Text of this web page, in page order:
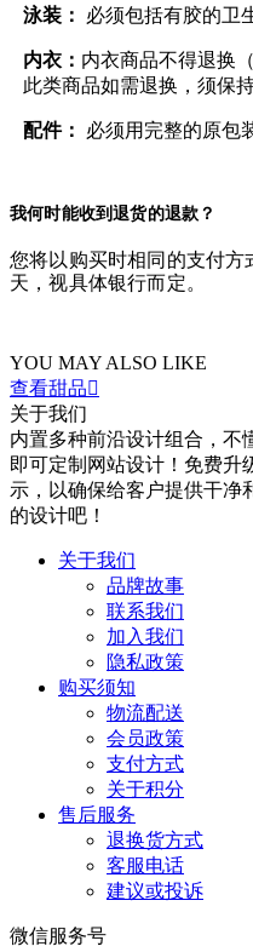
泳装： 必须包括有胶的卫
内衣： 内衣商品不得退换
此类商品如需退换，须保
配件： 必须用完整的原包
我何时能收到退货的退款？
您将以购买时相同的支付方
天，视具体银行而定。
YOU MAY ALSO LIKE
查看甜品
关于我们
内置多种前沿设计组合，不
即可定制网站设计！免费升
示，以确保给客户提供干净
的设计吧！
关于我们
品牌故事
联系我们
加入我们
隐私政策
购买须知
物流配送
会员政策
支付方式
关于积分
售后服务
退换货方式
客服电话
建议或投诉
微信服务号